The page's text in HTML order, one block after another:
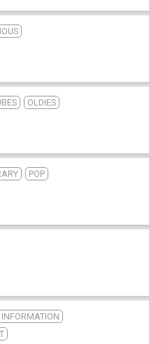
OLDIES
POP
INFORMATION